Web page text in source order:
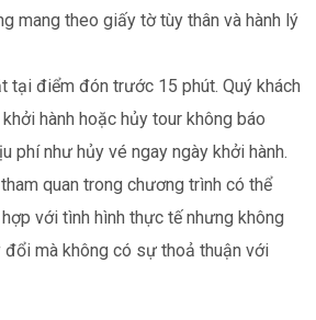
mang theo giấy tờ tùy thân và hành lý
tại điểm đón trước 15 phút. Quý khách
hành hoặc hủy tour không báo
phí như hủy vé ngay ngày khởi hành.
quan trong chương trình có thể
với tình hình thực tế nhưng không
đổi mà không có sự thoả thuận với